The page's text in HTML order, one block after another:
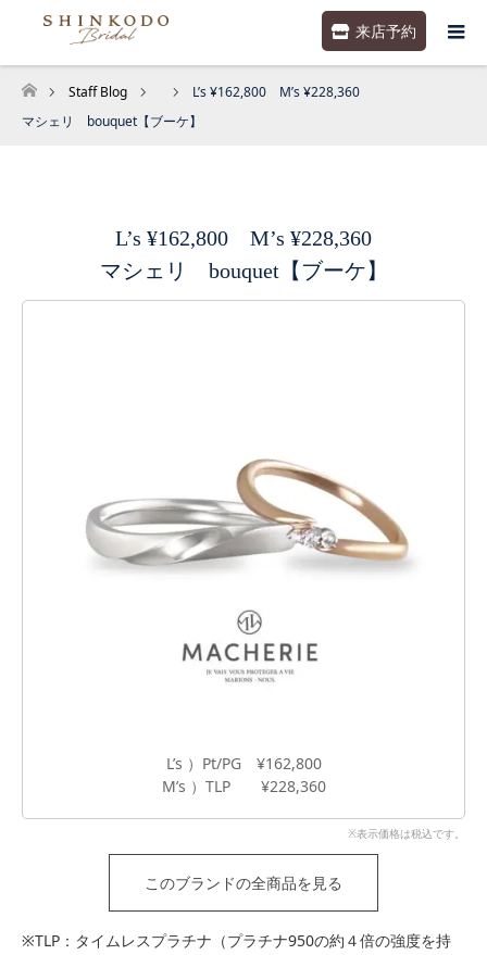
来店予約
ホーム
Staff Blog
L’s ¥162,800 M’s ¥228,360
マシェリ bouquet【ブーケ】
L’s ¥162,800 M’s ¥228,360
マシェリ bouquet【ブーケ】
L’s ）Pt/PG ¥162,800
M’s ）TLP ¥228,360
※表示価格は税込です。
このブランドの全商品を見る
※TLP：タイムレスプラチナ（プラチナ950の約４倍の強度を持